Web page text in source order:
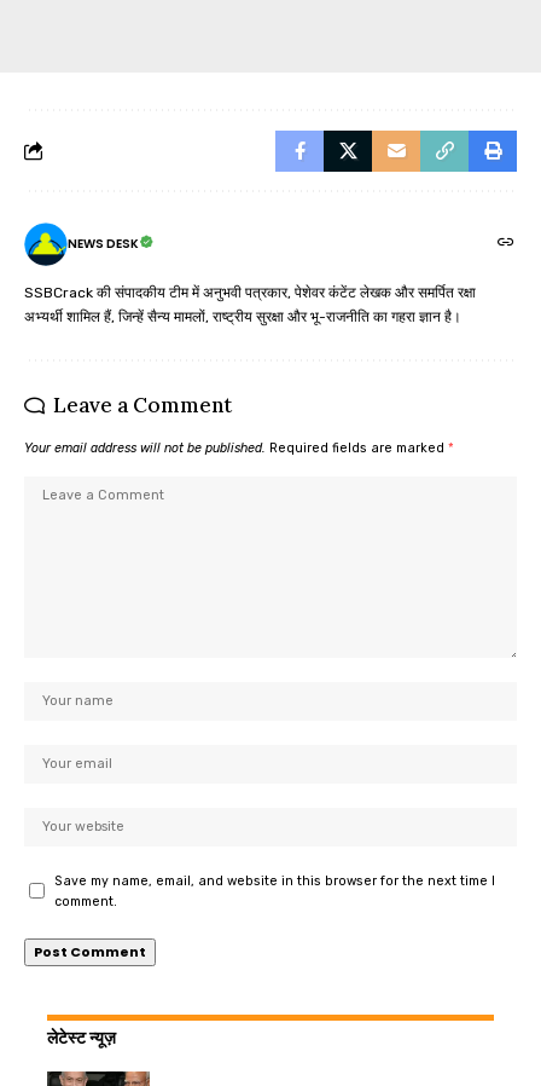
NEWS DESK
SSBCrack की संपादकीय टीम में अनुभवी पत्रकार, पेशेवर कंटेंट लेखक और समर्पित रक्षा
अभ्यर्थी शामिल हैं, जिन्हें सैन्य मामलों, राष्ट्रीय सुरक्षा और भू-राजनीति का गहरा ज्ञान है।
Leave a Comment
Your email address will not be published. Required fields are marked *
Save my name, email, and website in this browser for the next time I
comment.
लेटेस्ट न्यूज़